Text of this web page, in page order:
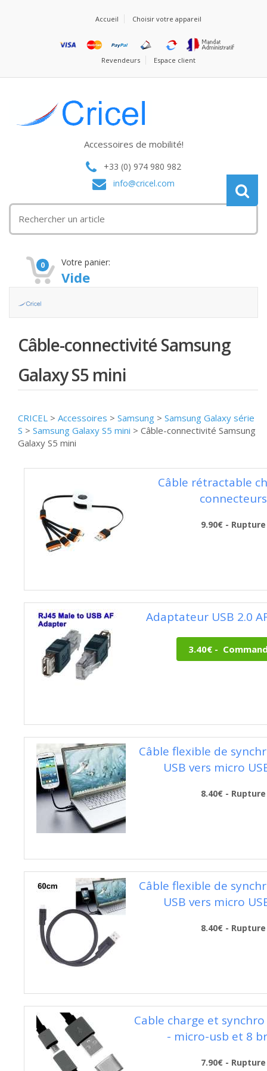
Accueil Choisir votre appareil
Revendeurs Espace client
Accessoires de mobilité!
+33 (0) 974 980 982
info@cricel.com
0 Votre panier:
Vide
Câble-connectivité Samsung
Galaxy S5 mini
CRICEL > Accessoires > Samsung > Samsung Galaxy série
S > Samsung Galaxy S5 mini > Câble-connectivité Samsung
Galaxy S5 mini
Câble rétractable
connecteurs
9.90€ - Rupture
Adaptateur USB 2.0
Câble flexible de
USB vers micro
8.40€ - Rupture
Câble flexible de
USB vers micro
8.40€ - Rupture
Cable charge et
- micro-usb et 8
7.90€ - Rupture